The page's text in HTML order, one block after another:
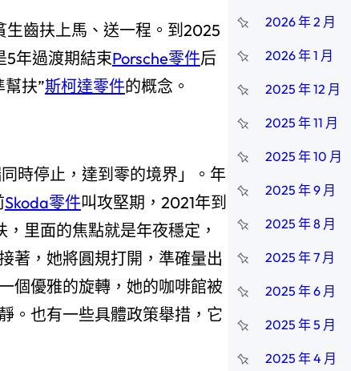
齒扶上馬、送一程。到2025
5年過渡期結束Porsche零件后
扶”斯柯達零件的概念。
時停止，達到零的境界」。年
Skoda零件叫攻堅期，2021年到
里面的焦點就是年夜穩定，
著，她將圓規打開，準確量出
個優雅的旋轉，她的咖啡館被
。也有一些具體政策舉措，它
2026 年 2 月
2026 年 1 月
2025 年 12 月
2025 年 11 月
2025 年 10 月
2025 年 9 月
2025 年 8 月
2025 年 7 月
2025 年 6 月
2025 年 5 月
2025 年 4 月